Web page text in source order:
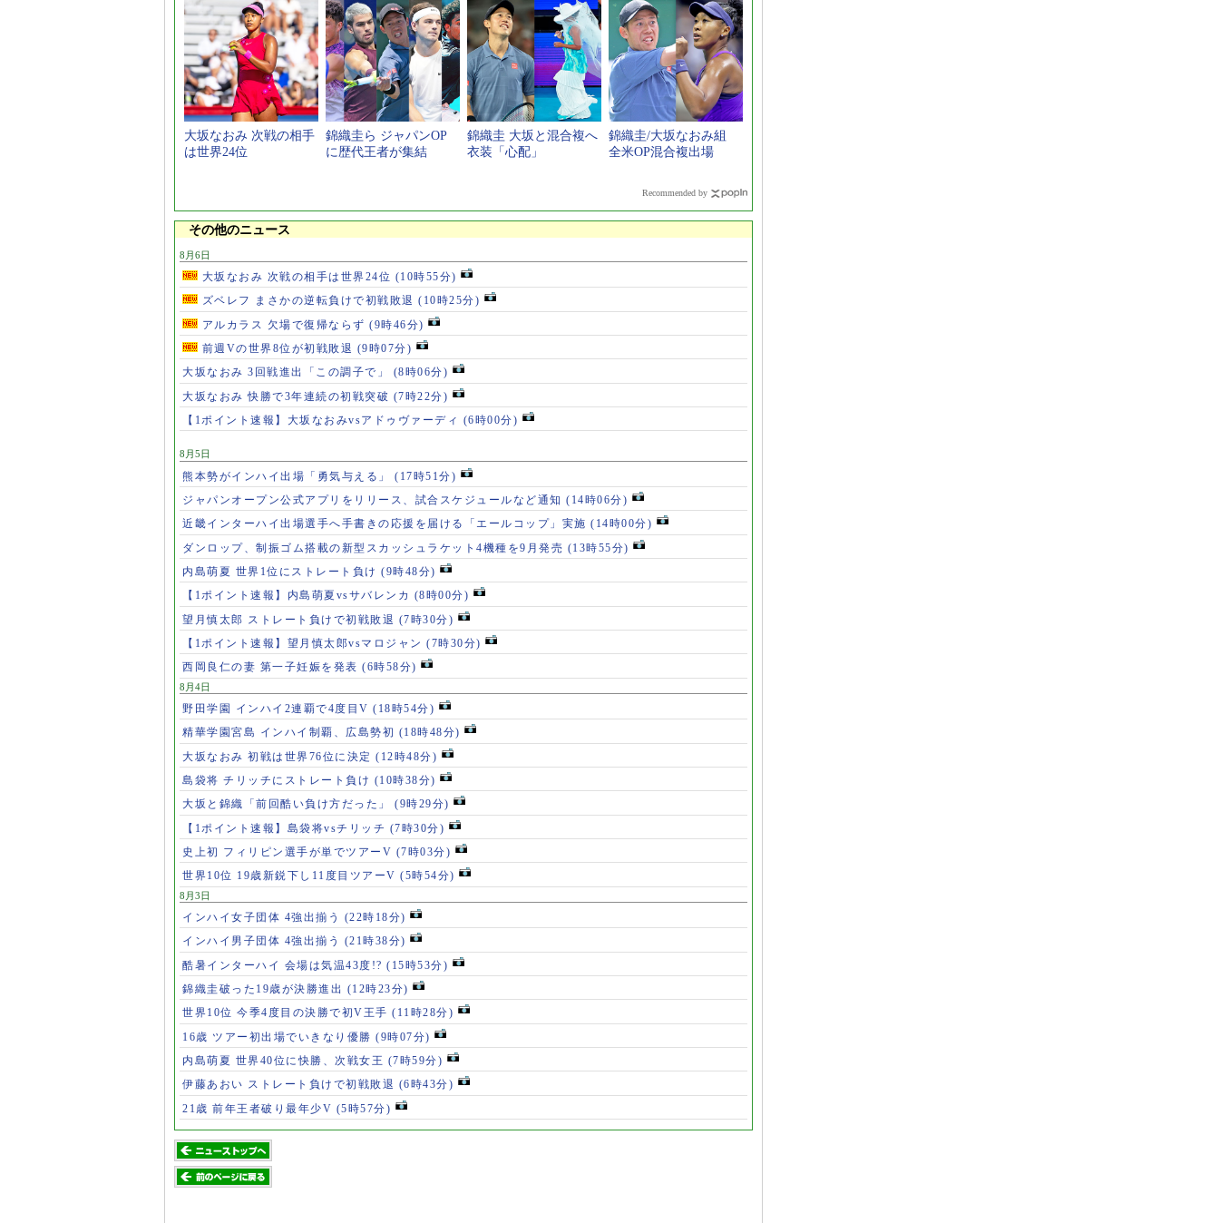
大坂なおみ 次戦の相手
は世界24位
錦織圭ら ジャパンOP
に歴代王者が集結
錦織圭 大坂と混合複へ
衣装「心配」
錦織圭/大坂なおみ組
全米OP混合複出場
Recommended by
その他のニュース
8月6日
大坂なおみ 次戦の相手は世界24位 (10時55分)
ズベレフ まさかの逆転負けで初戦敗退 (10時25分)
アルカラス 欠場で復帰ならず (9時46分)
前週Vの世界8位が初戦敗退 (9時07分)
大坂なおみ 3回戦進出「この調子で」 (8時06分)
大坂なおみ 快勝で3年連続の初戦突破 (7時22分)
【1ポイント速報】大坂なおみvsアドゥヴァーディ (6時00分)
8月5日
熊本勢がインハイ出場「勇気与える」 (17時51分)
ジャパンオープン公式アプリをリリース、試合スケジュールなど通知 (14時06分)
近畿インターハイ出場選手へ手書きの応援を届ける「エールコップ」実施 (14時00分)
ダンロップ、制振ゴム搭載の新型スカッシュラケット4機種を9月発売 (13時55分)
内島萌夏 世界1位にストレート負け (9時48分)
【1ポイント速報】内島萌夏vsサバレンカ (8時00分)
望月慎太郎 ストレート負けで初戦敗退 (7時30分)
【1ポイント速報】望月慎太郎vsマロジャン (7時30分)
西岡良仁の妻 第一子妊娠を発表 (6時58分)
8月4日
野田学園 インハイ2連覇で4度目V (18時54分)
精華学園宮島 インハイ制覇、広島勢初 (18時48分)
大坂なおみ 初戦は世界76位に決定 (12時48分)
島袋将 チリッチにストレート負け (10時38分)
大坂と錦織「前回酷い負け方だった」 (9時29分)
【1ポイント速報】島袋将vsチリッチ (7時30分)
史上初 フィリピン選手が単でツアーV (7時03分)
世界10位 19歳新鋭下し11度目ツアーV (5時54分)
8月3日
インハイ女子団体 4強出揃う (22時18分)
インハイ男子団体 4強出揃う (21時38分)
酷暑インターハイ 会場は気温43度!? (15時53分)
錦織圭破った19歳が決勝進出 (12時23分)
世界10位 今季4度目の決勝で初V王手 (11時28分)
16歳 ツアー初出場でいきなり優勝 (9時07分)
内島萌夏 世界40位に快勝、次戦女王 (7時59分)
伊藤あおい ストレート負けで初戦敗退 (6時43分)
21歳 前年王者破り最年少V (5時57分)